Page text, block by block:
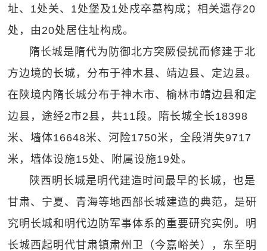
址、1处关、1处堡及1处戍卒墓构成；相关遗存20
处，由20处居住址构成。
隋长城是隋代为防御北方突厥侵扰而修建于北
方边境的长城，分布于神木县、靖边县、定边县。
在陕境内隋长城分布于神木市、榆林市靖边县和定
边县，途经2市2县，共11段。隋长城全长18398
米、墙体16648米、河险1750米，全段消失9717
米，墙体设施15处、附属设施19处。
陕西明长城是明代建造时间最早的长城，也是
甘肃、宁夏、青海等地西部长城建造的典范，是研
究明长城和明代边防军事体系的重要研究实例。明
长城西起明代甘肃镇肃州卫（今嘉峪关），东至明